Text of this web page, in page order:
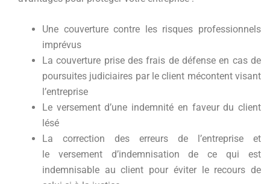
Une couverture contre les risques professionnels
imprévus
La couverture prise des frais de défense en cas de
poursuites judiciaires par le client mécontent visant
l’entreprise
Le versement d’une indemnité en faveur du client
lésé
La correction des erreurs de l’entreprise et
le versement d’indemnisation de ce qui est
indemnisable au client pour éviter le recours de